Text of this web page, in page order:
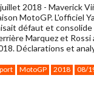
2018 - Maverick
MotoGP. L'officiel
défaut et consolide
Marquez et Rossi
Déclarations et
MotoGP 2018 08/